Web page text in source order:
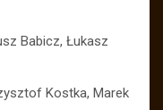
Babicz, Łukasz
Kostka, Marek